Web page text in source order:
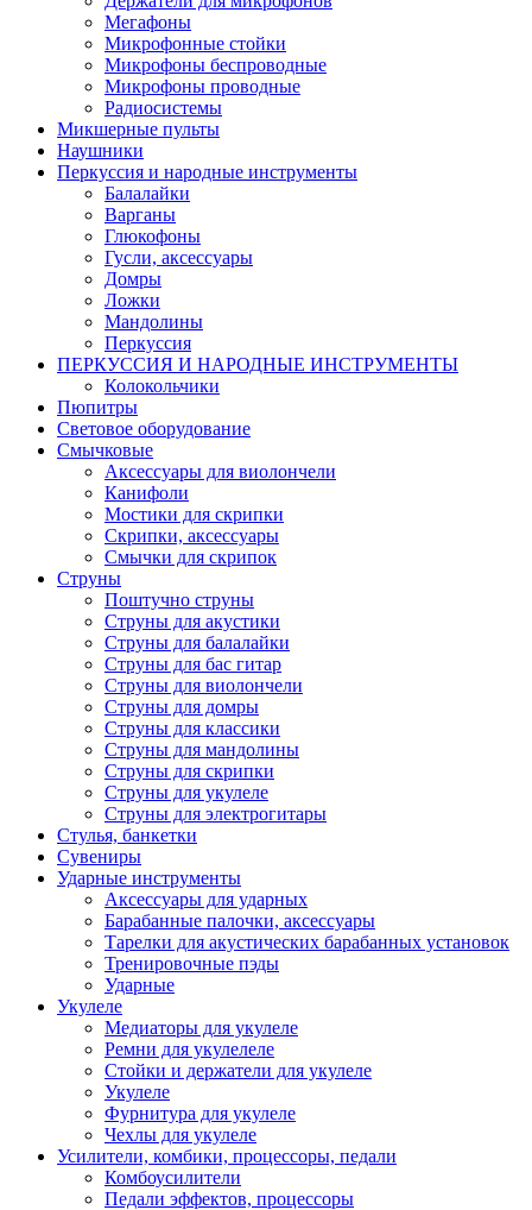
Мегафоны
Микрофонные стойки
Микрофоны беспроводные
Микрофоны проводные
Радиосистемы
Микшерные пульты
Наушники
Перкуссия и народные инструменты
Балалайки
Варганы
Глюкофоны
Гусли, аксессуары
Домры
Ложки
Мандолины
Перкуссия
ПЕРКУССИЯ И НАРОДНЫЕ ИНСТРУМЕНТЫ
Колокольчики
Пюпитры
Световое оборудование
Смычковые
Аксессуары для виолончели
Канифоли
Мостики для скрипки
Скрипки, аксессуары
Смычки для скрипок
Струны
Поштучно струны
Струны для акустики
Струны для балалайки
Струны для бас гитар
Струны для виолончели
Струны для домры
Струны для классики
Струны для мандолины
Струны для скрипки
Струны для укулеле
Струны для электрогитары
Стулья, банкетки
Сувениры
Ударные инструменты
Аксессуары для ударных
Барабанные палочки, аксессуары
Тарелки для акустических барабанных установок
Тренировочные пэды
Ударные
Укулеле
Медиаторы для укулеле
Ремни для укулелеле
Стойки и держатели для укулеле
Укулеле
Фурнитура для укулеле
Чехлы для укулеле
Усилители, комбики, процессоры, педали
Комбоусилители
Педали эффектов, процессоры